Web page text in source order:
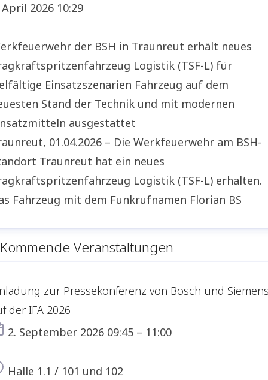
April 2026 10:29
der BSH in Traunreut erhält neues
Logistik (TSF-L) für
Einsatzszenarien Fahrzeug auf dem
Stand der Technik und mit modernen
ausgestattet
01.04.2026 – Die Werkfeuerwehr am BSH-
Traunreut hat ein neues
Logistik (TSF-L) erhalten.
Fahrzeug mit dem Funkrufnamen Florian BS
Kommende Veranstaltungen
zur Pressekonferenz von Bosch und
der IFA 2026
Termin
2. September 2026 09:45 – 11:00
Ort
Halle 1.1 / 101 und 102